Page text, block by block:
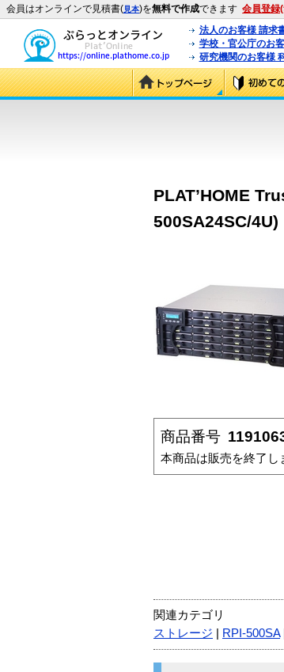
会員はオンラインで見積書(見本)を無料で作成できます 会員登録
法人のお客様 請求
学校・官公庁のお
研究機関のお客様
PLAT’HOME
500SA24SC/4U)
商品番号
本商品は販売を終了し
関連カテゴリ
ストレージ
RPI-500SA|